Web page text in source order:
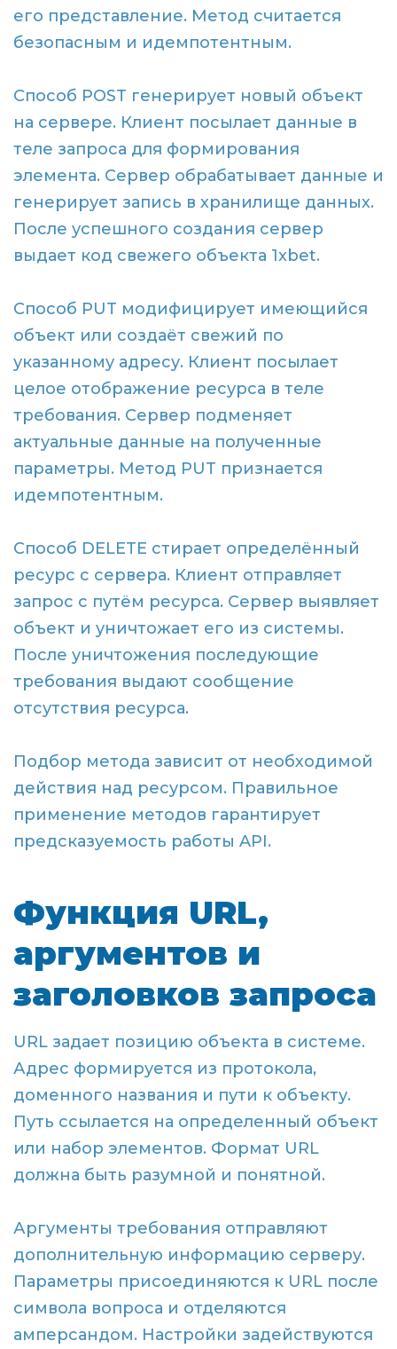
его представление. Метод считается
безопасным и идемпотентным.
Способ POST генерирует новый объект
на сервере. Клиент посылает данные в
теле запроса для формирования
элемента. Сервер обрабатывает данные и
генерирует запись в хранилище данных.
После успешного создания сервер
выдает код свежего объекта 1xbet.
Способ PUT модифицирует имеющийся
объект или создаёт свежий по
указанному адресу. Клиент посылает
целое отображение ресурса в теле
требования. Сервер подменяет
актуальные данные на полученные
параметры. Метод PUT признается
идемпотентным.
Способ DELETE стирает определённый
ресурс с сервера. Клиент отправляет
запрос с путём ресурса. Сервер выявляет
объект и уничтожает его из системы.
После уничтожения последующие
требования выдают сообщение
отсутствия ресурса.
Подбор метода зависит от необходимой
действия над ресурсом. Правильное
применение методов гарантирует
предсказуемость работы API.
Функция URL,
аргументов и
заголовков запроса
URL задает позицию объекта в системе.
Адрес формируется из протокола,
доменного названия и пути к объекту.
Путь ссылается на определенный объект
или набор элементов. Формат URL
должна быть разумной и понятной.
Аргументы требования отправляют
дополнительную информацию серверу.
Параметры присоединяются к URL после
символа вопроса и отделяются
амперсандом. Настройки задействуются